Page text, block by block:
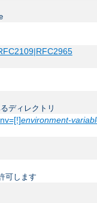
ディレクトリ
environment-
可します